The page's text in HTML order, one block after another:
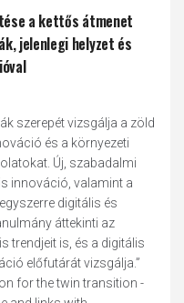
a kettős átmenet
jelenlegi helyzet és
szerepét vizsgálja a zöld
és a környezeti
Új, szabadalmi
innováció, valamint a
digitális és
áttekinti az
trendjeit is, és a digitális
előfutárát vizsgálja.”
for the twin transition -